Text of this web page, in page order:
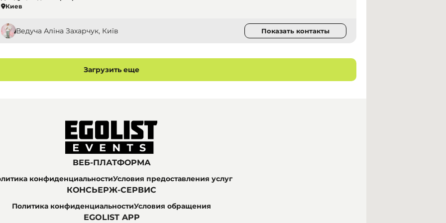
Киев
Ведуча Аліна Захарчук, Київ Показать контакты
Загрузить еще
ВЕБ-ПЛАТФОРМА
конфиденциальностиУсловия предоставления услуг
КОНСЬЕРЖ-СЕРВИС
Политика конфиденциальностиУсловия обращения
EGOLIST APP